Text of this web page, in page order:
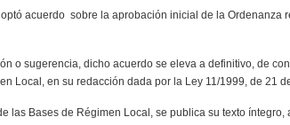
acuerdo sobre la aprobación inicial de la Ordenanza
o sugerencia, dicho acuerdo se eleva a definitivo, de
Local, en su redacción dada por la Ley 11/1999, de 21
las Bases de Régimen Local, se publica su texto íntegro,